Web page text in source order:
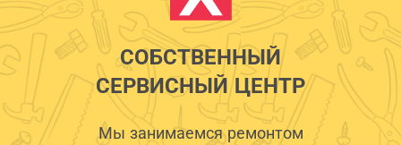
СОБСТВЕННЫЙ
СЕРВИСНЫЙ ЦЕНТР
Мы занимаемся ремонтом